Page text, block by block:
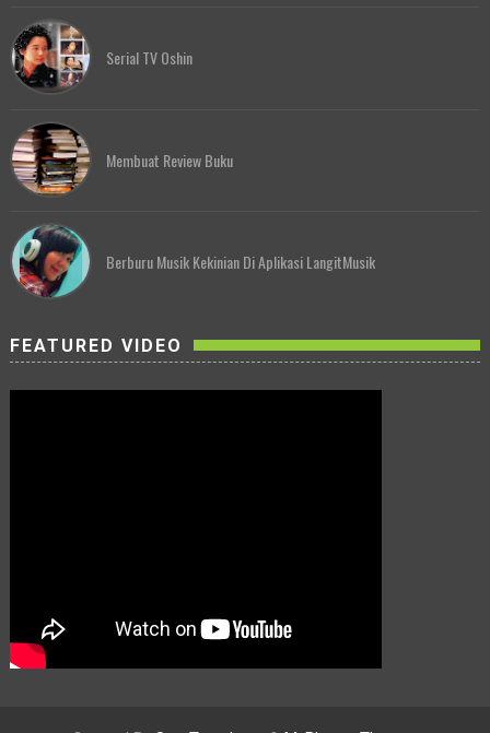
Serial TV Oshin
Membuat Review Buku
Berburu Musik Kekinian Di Aplikasi LangitMusik
FEATURED VIDEO